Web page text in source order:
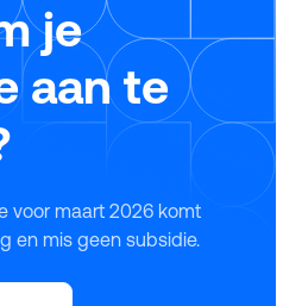
je
aan te
voor maart 2026 komt
en mis geen subsidie.